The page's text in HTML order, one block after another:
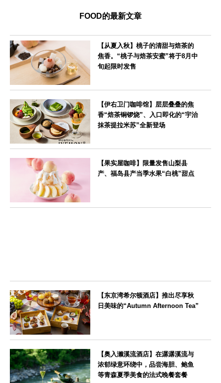
FOOD的最新文章
【从夏入秋】桃子的清甜与焙茶的
焦香。“桃子与焙茶安蜜”将于8月中
旬起限时发售
【伊右卫门咖啡馆】层层叠叠的焦
香“焙茶铜锣烧”、入口即化的“宇治
抹茶提拉米苏”全新登场
【果实屋咖啡】限量发售山梨县
产、福岛县产当季水果“白桃”甜点
【东京湾希尔顿酒店】推出尽享秋
日美味的“Autumn Afternoon Tea”
【奥入濑溪流酒店】在潺潺溪流与
浓郁绿意环绕中，品尝海胆、鲍鱼
等青森夏季美食的法式晚餐套餐